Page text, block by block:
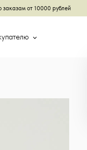
от 10000 рублей